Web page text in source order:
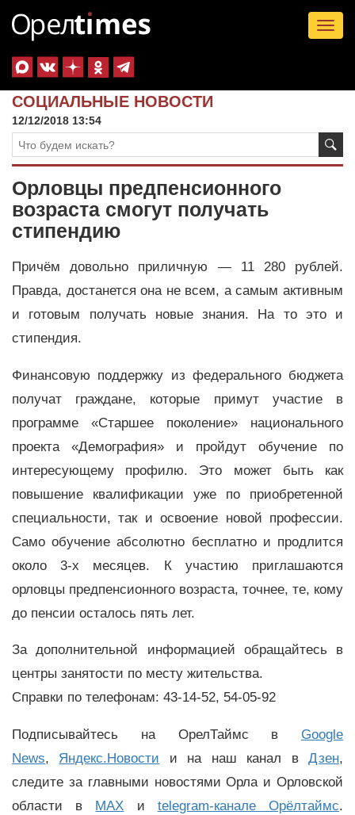
СОЦИАЛЬНЫЕ НОВОСТИ
12/12/2018 13:54
Орловцы предпенсионного
возраста смогут получать
стипендию
Причём довольно приличную — 11 280 рублей.
Правда, достанется она не всем, а самым активным
и готовым получать новые знания. На то это и
стипендия.
Финансовую поддержку из федерального бюджета
получат граждане, которые примут участие в
программе «Старшее поколение» национального
проекта «Демография» и пройдут обучение по
интересующему профилю. Это может быть как
повышение квалификации уже по приобретенной
специальности, так и освоение новой профессии.
Само обучение абсолютно бесплатно и продлится
около 3-х месяцев. К участию приглашаются
орловцы предпенсионного возраста, точнее, те, кому
до пенсии осталось пять лет.
За дополнительной информацией обращайтесь в
центры занятости по месту жительства.
Справки по телефонам: 43-14-52, 54-05-92
Подписывайтесь на ОрелТаймс в Google
News, Яндекс.Новости и на наш канал вДзен,
следите за главными новостями Орла и Орловской
области в MAX и telegram-канале Орёлтаймс.